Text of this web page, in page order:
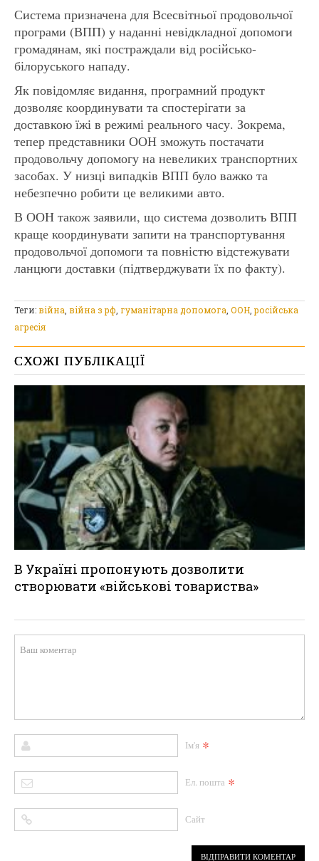
Система призначена для Всесвітньої продовольчої
програми (ВПП) у наданні невідкладної допомоги
громадянам, які постраждали від російсько-
білоруського нападу.
Як повідомляє видання, програмний продукт
дозволяє координувати та спостерігати за
доставкою їжі в режимі реального часу. Зокрема,
тепер представники ООН зможуть постачати
продовольчу допомогу на невеликих транспортних
засобах. У низці випадків ВПП було важко та
небезпечно робити це великими авто.
В ООН також заявили, що система дозволить ВПП
краще координувати запити на транспортування
продовольчої допомоги та повністю відстежувати
ланцюги доставки (підтверджувати їх по факту).
Теги:війна, війна з рф, гуманітарна допомога, ООН,російська
агресія
СХОЖІ ПУБЛІКАЦІЇ
В Україні пропонують дозволити
створювати «військові товариства»
Ім'я *
Ел. пошта *
Сайт